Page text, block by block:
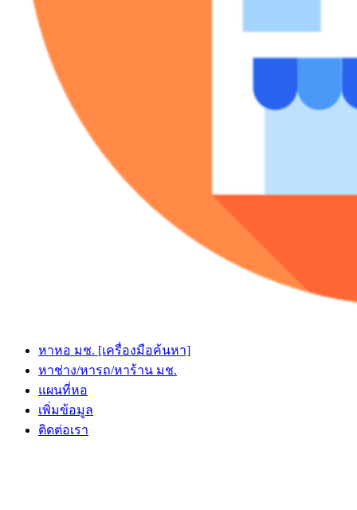
หาหอ มช. [เครื่องมือค้นหา]
หาช่าง/หารถ/หาร้าน มช.
แผนที่หอ
เพิ่มข้อมูล
ติดต่อเรา